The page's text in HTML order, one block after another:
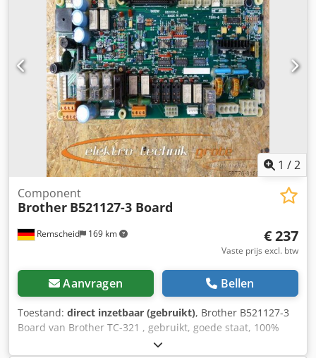
1 /2
Remscheid 169 km
Component
Brother B521127-3 Board
€ 237
Vaste prijs excl. btw
Aanvragen Bellen
Toestand: direct inzetbaar (gebruikt), Brother B521127-3
Board van Brother TC-321 , gebruikt, goede staat, 100%
functioneel. Dcjdji D Uk Uspfx Agnek